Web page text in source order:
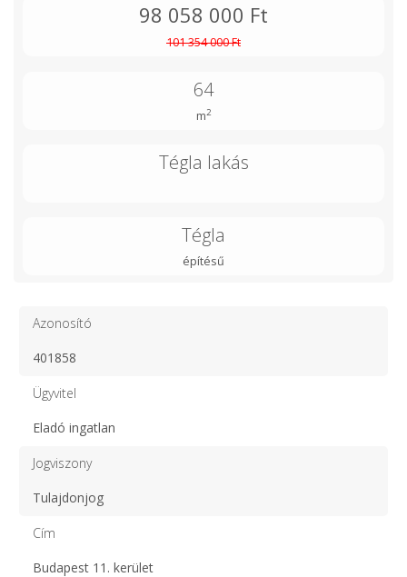
98 058 000 Ft
101 354 000 Ft
64
m2
Tégla lakás
Tégla
építésű
Azonosító
401858
Ügyvitel
Eladó ingatlan
Jogviszony
Tulajdonjog
Cím
Budapest 11. kerület